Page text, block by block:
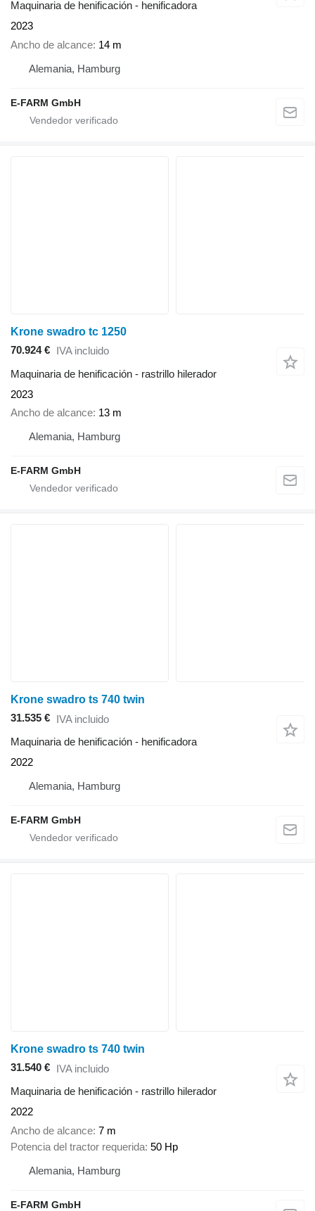
Maquinaria de henificación - henificadora
2023
Ancho de alcance 14 m
Alemania, Hamburg
E-FARM GmbH
Krone swadro tc 1250
70.924 € IVA incluido
Maquinaria de henificación - rastrillo hilerador
2023
Ancho de alcance 13 m
Alemania, Hamburg
E-FARM GmbH
Krone swadro ts 740 twin
31.535 € IVA incluido
Maquinaria de henificación - henificadora
2022
Alemania, Hamburg
E-FARM GmbH
Krone swadro ts 740 twin
31.540 € IVA incluido
Maquinaria de henificación - rastrillo hilerador
2022
Ancho de alcance 7 m
Potencia del tractor requerida 50 Hp
Alemania, Hamburg
E-FARM GmbH